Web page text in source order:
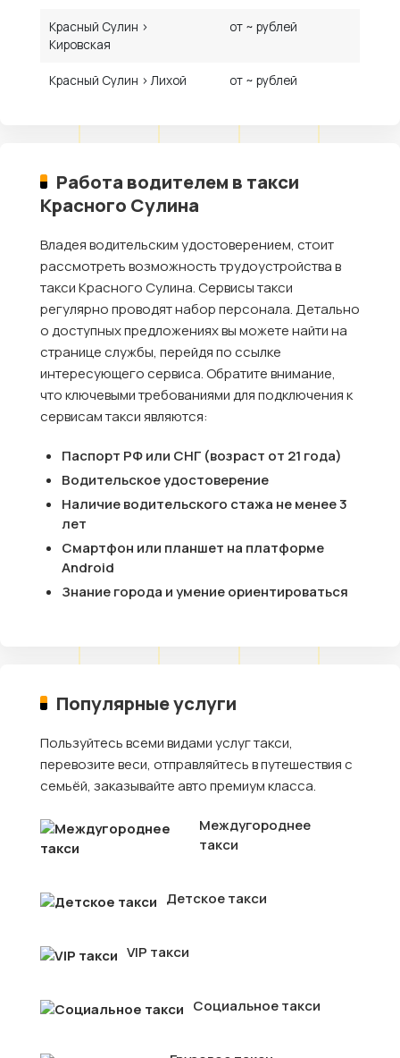
Красный Сулин ›
Кировская
от ~ рублей
Красный Сулин › Лихой от ~ рублей
Работа водителем в такси
Красного Сулина
Владея водительским удостоверением, стоит
рассмотреть возможность трудоустройства в
такси Красного Сулина. Сервисы такси
регулярно проводят набор персонала. Детально
о доступных предложениях вы можете найти на
странице службы, перейдя по ссылке
интересующего сервиса. Обратите внимание,
что ключевыми требованиями для подключения к
сервисам такси являются:
Паспорт РФ или СНГ (возраст от 21 года)
Водительское удостоверение
Наличие водительского стажа не менее 3
лет
Смартфон или планшет на платформе
Android
Знание города и умение ориентироваться
Популярные услуги
Пользуйтесь всеми видами услуг такси,
перевозите веси, отправляйтесь в путешествия с
семьёй, заказывайте авто премиум класса.
Междугороднее
такси
Детское такси
VIP такси
Социальное такси